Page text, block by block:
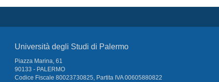
Università degli Studi di Palermo
Piazza Marina, 61
90133 - PALERMO
Codice Fiscale 80023730825, Partita IVA 00605880822